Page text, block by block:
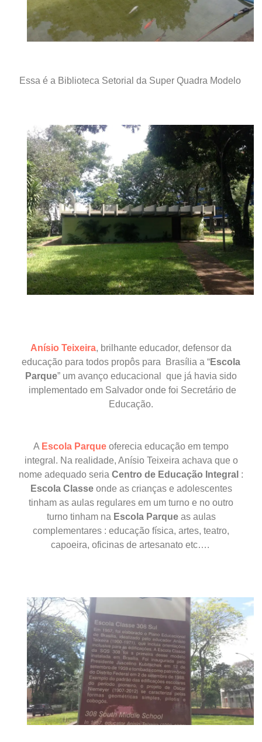
Essa é a Biblioteca Setorial da Super Quadra Modelo
Anísio Teixeira, brilhante educador, defensor da
educação para todos propôs para Brasília a “Escola
Parque” um avanço educacional que já havia sido
implementado em Salvador onde foi Secretário de
Educação.
A Escola Parque oferecia educação em tempo
integral. Na realidade, Anísio Teixeira achava que o
nome adequado seria Centro de Educação Integral :
Escola Classeonde as crianças e adolescentes
tinham as aulas regulares em um turno e no outro
turno tinham na Escola Parqueas aulas
complementares : educação física, artes, teatro,
capoeira, oficinas de artesanato etc….